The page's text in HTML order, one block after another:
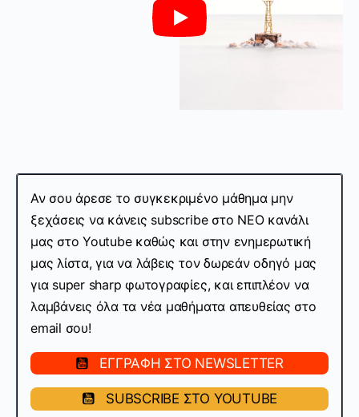
Αν σου άρεσε το συγκεκριμένο μάθημα μην
ξεχάσεις να κάνεις subscribe στo ΝΕΟ κανάλι
μας στο Youtube καθώς και στην ενημερωτική
μας λίστα, για να λάβεις τον δωρεάν οδηγό μας
για super sharp φωτογραφίες, και επιπλέον να
λαμβάνεις όλα τα νέα μαθήματα απευθείας στο
email σου!
ΕΓΓΡΑΦΗ ΣΤΟ NEWSLETTER
SUBSCRIBE ΣΤΟ YOUTUBE